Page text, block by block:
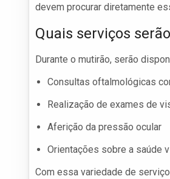
devem procurar diretamente
Quais serviços
Durante o mutirão, serão
Consultas oftalmológicas
Realização de exames de
Aferição da pressão ocular
Orientações sobre a saúde
Com essa variedade de